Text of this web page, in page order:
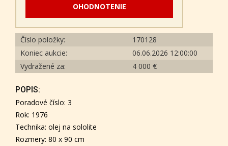
OHODNOTENIE
Číslo položky:
170128
Koniec aukcie:
06.06.2026 12:00:00
Vydražené za:
4 000 €
POPIS:
Poradové číslo: 3
Rok: 1976
Technika: olej na sololite
Rozmery: 80 x 90 cm